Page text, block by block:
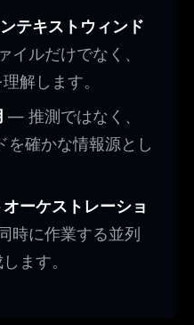
テキストウィンド
ルだけでなく、
解します。
— 推測ではなく、
を確かな情報源とし
ーケストレーショ
時に作業する並列
ます。